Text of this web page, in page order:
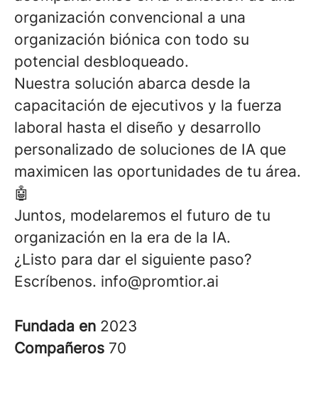
organización convencional a una
organización biónica con todo su
potencial desbloqueado.
Nuestra solución abarca desde la
capacitación de ejecutivos y la fuerza
laboral hasta el diseño y desarrollo
personalizado de soluciones de IA que
maximicen las oportunidades de tu área.
🤖
Juntos, modelaremos el futuro de tu
organización en la era de la IA.
¿Listo para dar el siguiente paso?
Escríbenos. info@promtior.ai
Fundada en 2023
Compañeros 70